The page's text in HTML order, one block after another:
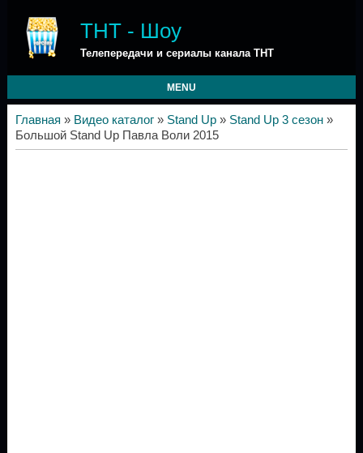
ТНТ - Шоу
Телепередачи и сериалы канала ТНТ
MENU
Главная » Видео каталог» Stand Up» Stand Up 3 сезон»
Большой Stand Up Павла Воли 2015